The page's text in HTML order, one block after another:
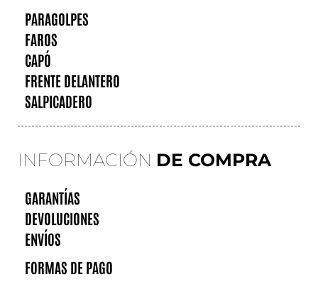
PARAGOLPES
FAROS
CAPÓ
FRENTE DELANTERO
SALPICADERO
INFORMACIÓN DE COMPRA
GARANTÍAS
DEVOLUCIONES
ENVÍOS
FORMAS DE PAGO